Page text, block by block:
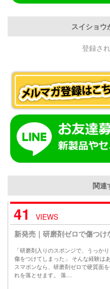
スイショウ
登録さ
関連
41
VIEWS
新発売｜研磨剤ゼロで傷つけ
「研磨剤入りのスポンジで、うっか
傷をつけてしまった」 そんな経験はあ
スマポンなら、研磨剤ゼロで硬質面
れを落とせます。 落…